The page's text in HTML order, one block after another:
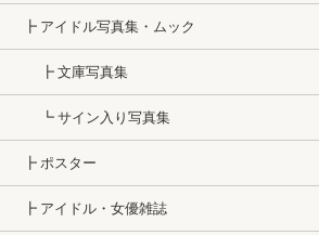
┣ アイドル写真集・ムック
┣ 文庫写真集
┗ サイン入り写真集
┣ ポスター
┣ アイドル・女優雑誌